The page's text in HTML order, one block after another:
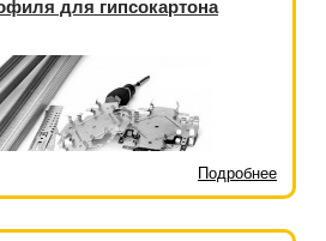
для гипсокартона
Подробнее